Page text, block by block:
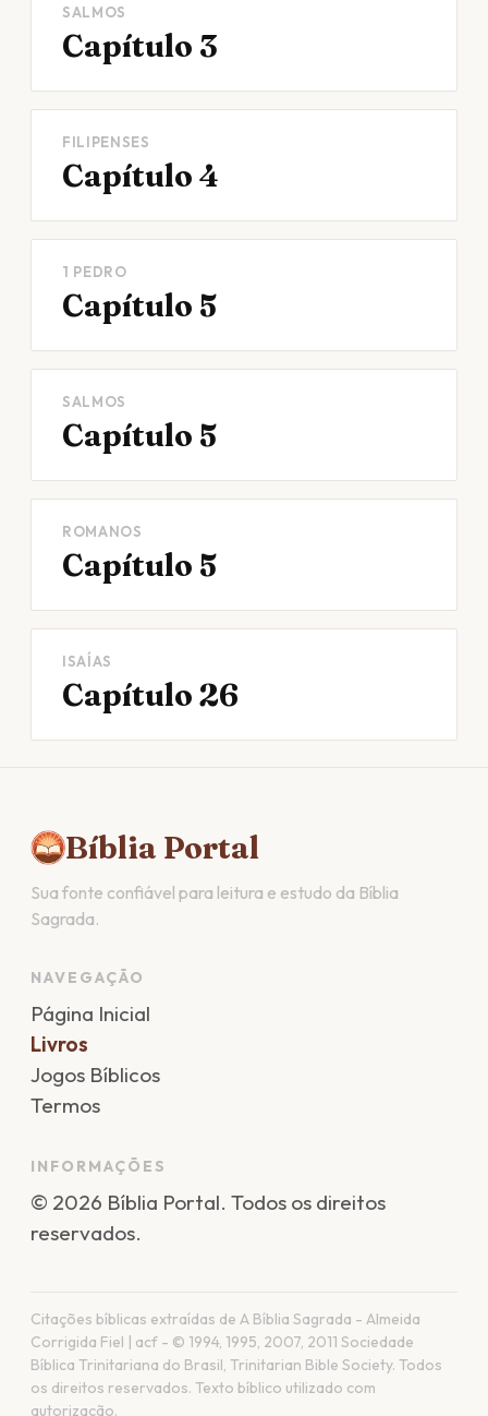
SALMOS
Capítulo 3
FILIPENSES
Capítulo 4
1 PEDRO
Capítulo 5
SALMOS
Capítulo 5
ROMANOS
Capítulo 5
ISAÍAS
Capítulo 26
Bíblia Portal
Sua fonte confiável para leitura e estudo da Bíblia
Sagrada.
NAVEGAÇÃO
Página Inicial
Livros
Jogos Bíblicos
Termos
INFORMAÇÕES
© 2026 Bíblia Portal. Todos os direitos
reservados.
Citações bíblicas extraídas de A Bíblia Sagrada - Almeida
Corrigida Fiel | acf - © 1994, 1995, 2007, 2011 Sociedade
Bíblica Trinitariana do Brasil, Trinitarian Bible Society. Todos
os direitos reservados. Texto bíblico utilizado com
autorização.